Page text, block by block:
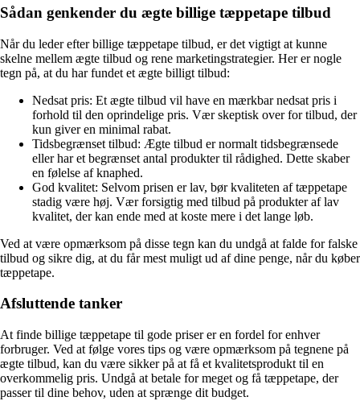
Sådan genkender du ægte billige tæppetape tilbud
Når du leder efter billige tæppetape tilbud, er det vigtigt at kunne
skelne mellem ægte tilbud og rene marketingstrategier. Her er nogle
tegn på, at du har fundet et ægte billigt tilbud:
Nedsat pris: Et ægte tilbud vil have en mærkbar nedsat pris i
forhold til den oprindelige pris. Vær skeptisk over for tilbud, der
kun giver en minimal rabat.
Tidsbegrænset tilbud: Ægte tilbud er normalt tidsbegrænsede
eller har et begrænset antal produkter til rådighed. Dette skaber
en følelse af knaphed.
God kvalitet: Selvom prisen er lav, bør kvaliteten af tæppetape
stadig være høj. Vær forsigtig med tilbud på produkter af lav
kvalitet, der kan ende med at koste mere i det lange løb.
Ved at være opmærksom på disse tegn kan du undgå at falde for falske
tilbud og sikre dig, at du får mest muligt ud af dine penge, når du køber
tæppetape.
Afsluttende tanker
At finde billige tæppetape til gode priser er en fordel for enhver
forbruger. Ved at følge vores tips og være opmærksom på tegnene på
ægte tilbud, kan du være sikker på at få et kvalitetsprodukt til en
overkommelig pris. Undgå at betale for meget og få tæppetape, der
passer til dine behov, uden at sprænge dit budget.